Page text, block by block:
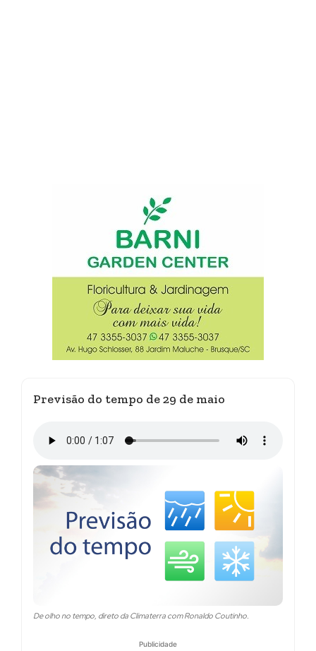
Previsão do tempo de 29 de maio
De olho no tempo, direto da Climaterra com Ronaldo Coutinho.
Publicidade